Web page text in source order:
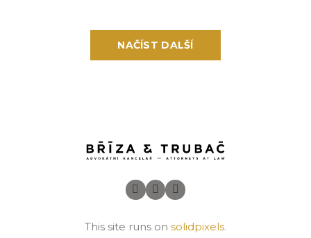
NAČÍST DALŠÍ
This site runs on solidpixels.